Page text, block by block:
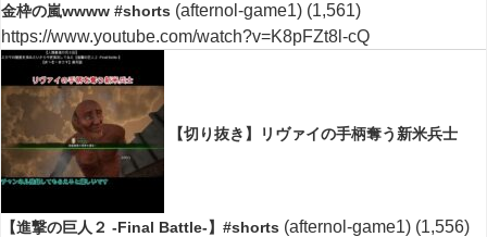
金枠の嵐wwww #shorts (afternol-game1) (1,561)
https://www.youtube.com/watch?v=K8pFZt8l-cQ
【切り抜き】リヴァイの手柄奪う新米兵士
【進撃の巨人２ -Final Battle-】#shorts (afternol-game1) (1,556)